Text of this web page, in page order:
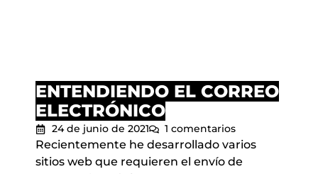
ENTENDIENDO EL CORREO
ELECTRÓNICO
24 de junio de 2021 1 comentarios
Recientemente he desarrollado varios
sitios web que requieren el envío de